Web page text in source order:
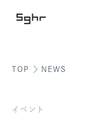
ショッピング
TOP NEWS
イベント